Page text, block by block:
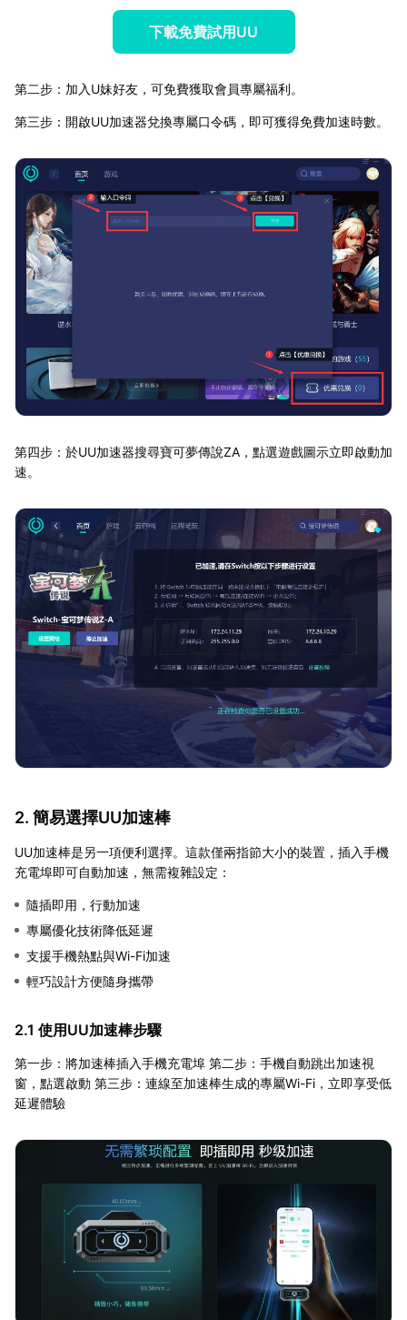
下載免費試用UU
第二步：加入U妹好友，可免費獲取會員專屬福利。
第三步：開啟UU加速器兌換專屬口令碼，即可獲得免費加速時數。
第四步：於UU加速器搜尋寶可夢傳說ZA，點選遊戲圖示立即啟動加
速。
2. 簡易選擇UU加速棒
UU加速棒是另一項便利選擇。這款僅兩指節大小的裝置，插入手機
充電埠即可自動加速，無需複雜設定：
隨插即用，行動加速
專屬優化技術降低延遲
支援手機熱點與Wi-Fi加速
輕巧設計方便隨身攜帶
2.1 使用UU加速棒步驟
第一步：將加速棒插入手機充電埠 第二步：手機自動跳出加速視
窗，點選啟動 第三步：連線至加速棒生成的專屬Wi-Fi，立即享受低
延遲體驗